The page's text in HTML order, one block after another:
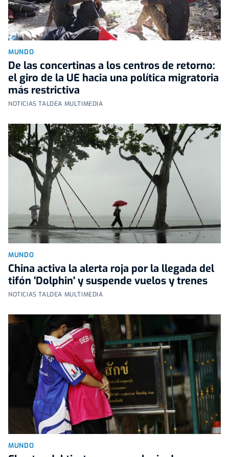
MUNDO
De las concertinas a los centros de retorno:
el giro de la UE hacia una política migratoria
más restrictiva
NOTICIAS TALDEA MULTIMEDIA
MUNDO
China activa la alerta roja por la llegada del
tifón 'Dolphin' y suspende vuelos y trenes
NOTICIAS TALDEA MULTIMEDIA
MUNDO